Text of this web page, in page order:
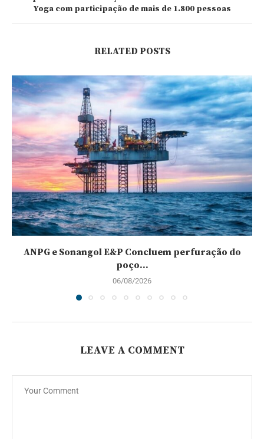
Yoga com participação de mais de 1.800 pessoas
RELATED POSTS
ANPG e Sonangol E&P Concluem perfuração do
poço...
06/08/2026
LEAVE A COMMENT